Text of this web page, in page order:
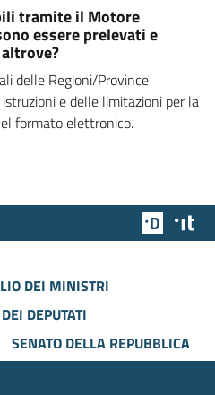
tramite il Motore
essere prelevati e
delle Regioni/Province
e delle limitazioni per la
formato elettronico.
Team
DEI MINISTRI
DEPUTATI
SENATO DELLA REPUBBLICA